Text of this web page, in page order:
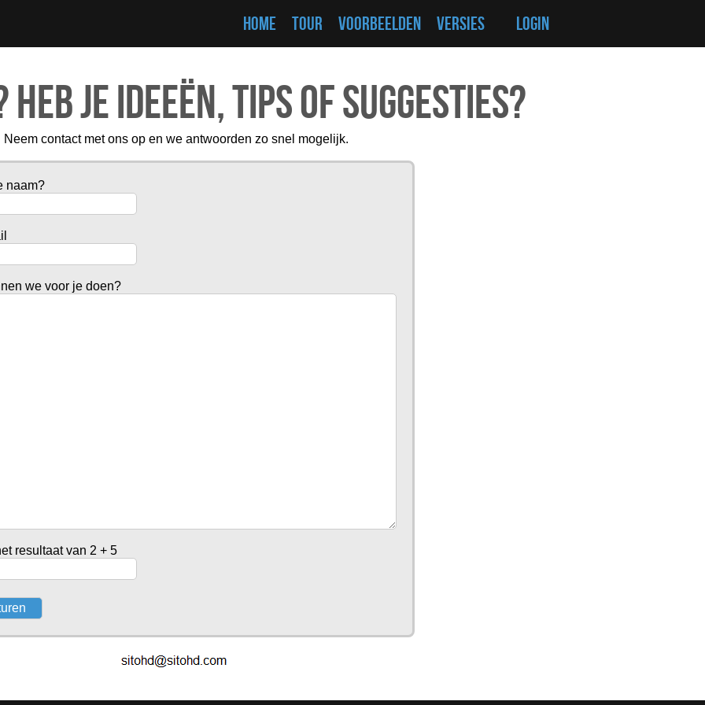
HOME TOUR VOORBEELDEN VERSIES LOGIN
Heb je ideeën, tips of suggesties?
Neem contact met ons op en we antwoorden zo snel mogelijk.
naam?
we voor je doen?
resultaat van 2 + 5